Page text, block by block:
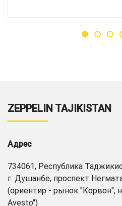
ZEPPELIN TAJIKISTAN
Адрес
734061, Республика
г. Душанбе, проспект
(ориентир - рынок "Корвон",
Avesto")